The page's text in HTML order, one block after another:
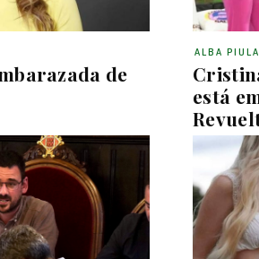
de
está
ALBA